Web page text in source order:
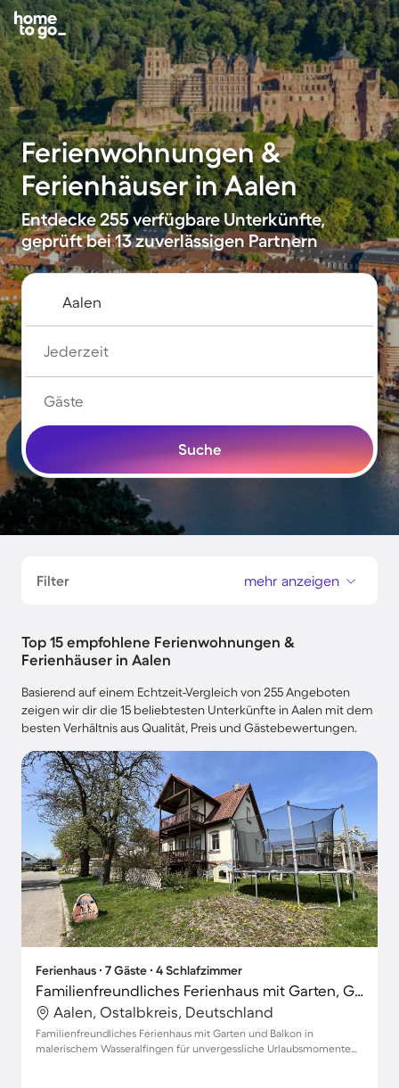
Ferienwohnungen &
Ferienhäuser in Aalen
Entdecke 255 verfügbare Unterkünfte,
geprüft bei 13 zuverlässigen Partnern
Jederzeit
Gäste
Suche
Filter mehr anzeigen
Top 15 empfohlene Ferienwohnungen &
Ferienhäuser in Aalen
Basierend auf einem Echtzeit-Vergleich von 255 Angeboten
zeigen wir dir die 15 beliebtesten Unterkünfte in Aalen mit dem
besten Verhältnis aus Qualität, Preis und Gästebewertungen.
Ferienhaus ∙ 7 Gäste ∙ 4 Schlafzimmer
Familienfreundliches Ferienhaus mit Garten, Grill und Terrasse | Gartenblick
Aalen, Ostalbkreis, Deutschland
Familienfreundliches Ferienhaus mit Garten und Balkon in
malerischem Wasseralfingen für unvergessliche Urlaubsmomente